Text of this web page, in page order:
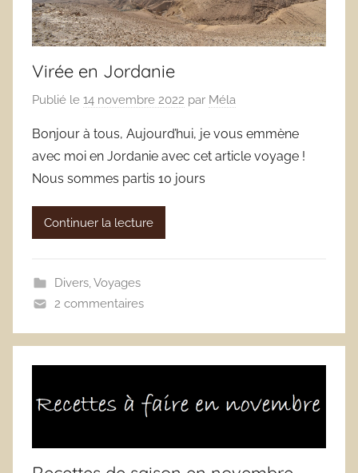
Virée en Jordanie
Publié le 14 novembre 2022 par Méla
Bonjour à tous, Aujourd’hui, je vous emmène
avec moi en Jordanie avec cet article voyage !
Nous sommes partis 10 jours
Continuer la lecture
Divers,Voyages
2 commentaires